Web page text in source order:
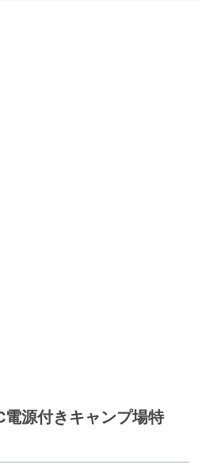
電源付きキャンプ場特